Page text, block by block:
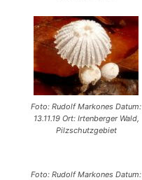
Foto: Rudolf Markones Datum:
13.11.19 Ort: Irtenberger Wald,
Pilzschutzgebiet
Foto: Rudolf Markones Datum: